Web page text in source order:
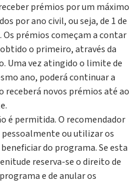
prémios por um máximo
por ano civil, ou seja, de 1 de
Os prémios começam a contar
o primeiro, através da
Uma vez atingido o limite de
ano, poderá continuar a
receberá novos prémios até ao
é permitida. O recomendador
ou utilizar os
do programa. Se esta
reserva-se o direito de
e de anular os